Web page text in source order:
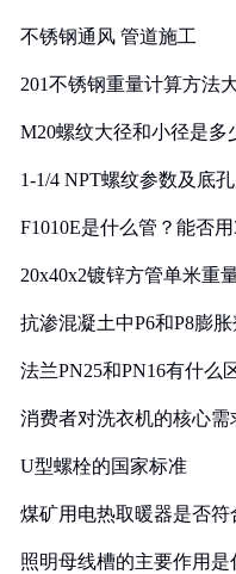
不锈钢通风 管道施工
201不锈钢重量计算方法
M20螺纹大径和小径是多
1-1/4 NPT螺纹参数及底
F1010E是什么管？能否
20x40x2镀锌方管单米重
抗渗混凝土中P6和P8膨
法兰PN25和PN16有什么
消费者对洗衣机的核心需
U型螺栓的国家标准
煤矿用电热取暖器是否
照明母线槽的主要作用是